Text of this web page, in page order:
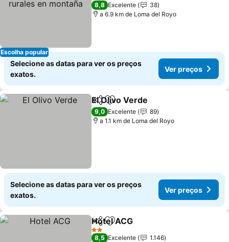
Escolha popular
8,8 Excelente
38
a 6.9 km de Loma del Royo
Selecione as datas para ver os preços
exatos.
Ver preços
PartilharAdicionar aos favoritos
El Olivo Verde
9,0 Excelente
89
a 1.1 km de Loma del Royo
Selecione as datas para ver os preços
exatos.
Ver preços
PartilharAdicionar aos favoritos
Hotel ACG
2 Estrelas
8,5 Excelente
1.146